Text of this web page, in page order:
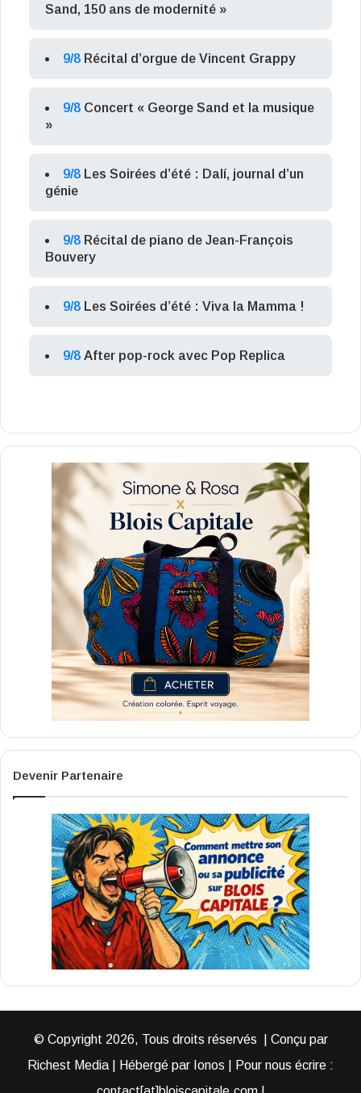
Sand, 150 ans de modernité »
9/8 Récital d’orgue de Vincent Grappy
9/8 Concert « George Sand et la musique
»
9/8 Les Soirées d’été : Dalí, journal d’un
génie
9/8 Récital de piano de Jean-François
Bouvery
9/8 Les Soirées d’été : Viva la Mamma !
9/8 After pop-rock avec Pop Replica
Devenir Partenaire
© Copyright 2026, Tous droits réservés | Conçu par
Richest Media | Hébergé par Ionos | Pour nous écrire :